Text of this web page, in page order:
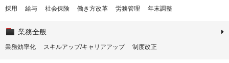
採用 給与 社会保険 働き方改革 労務管理 年末調整
業務全般
業務効率化 スキルアップ/キャリアアップ 制度改正